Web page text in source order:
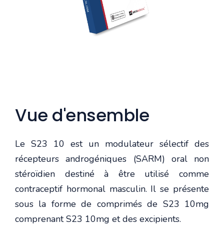
Vue d'ensemble
Le S23 10 est un modulateur sélectif des
récepteurs androgéniques (SARM) oral non
stéroïdien destiné à être utilisé comme
contraceptif hormonal masculin. Il se présente
sous la forme de comprimés de S23 10mg
comprenant S23 10mg et des excipients.